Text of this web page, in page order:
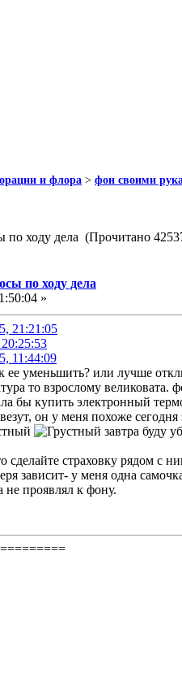
и флора > фон своими
ходу дела (Прочитано
по ходу дела
»
21:21:05
11:44:09
ее уменьшить? или лучше
то взрослому
бы купить электронный
он у меня похоже
завтра буду
сделайте страховку рядом с
зависит- у меня одна
не проявлял к фону.